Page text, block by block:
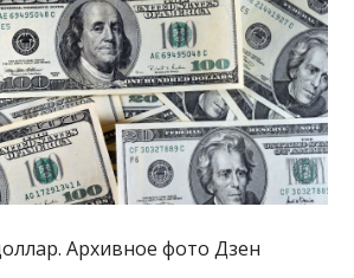
Архивное фото Дзен